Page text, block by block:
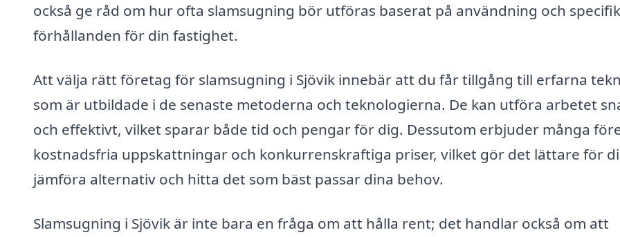
också ge råd om hur ofta slamsugning bör utföras baserat på användning och
förhållanden för din fastighet.
Att välja rätt företag för slamsugning i Sjövik innebär att du får tillgång till erfarna
som är utbildade i de senaste metoderna och teknologierna. De kan utföra arbetet
och effektivt, vilket sparar både tid och pengar för dig. Dessutom erbjuder många
kostnadsfria uppskattningar och konkurrenskraftiga priser, vilket gör det lättare för
jämföra alternativ och hitta det som bäst passar dina behov.
Slamsugning i Sjövik är inte bara en fråga om att hålla rent; det handlar också om att